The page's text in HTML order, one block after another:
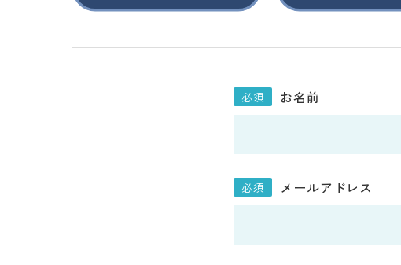
お
わ
せ
お名前
メールアドレス